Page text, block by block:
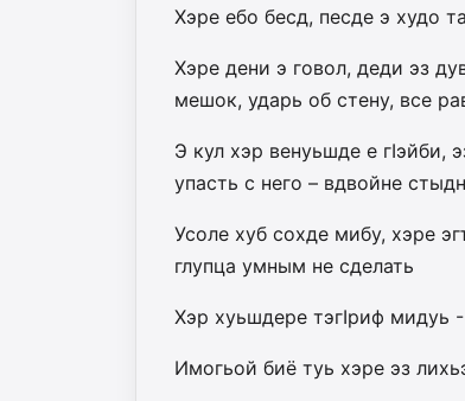
Хэре ебо бесд, песде э худо
Хэре дени э говол, деди эз
мешок, ударь об стену, все
Э кул хэр венуьшде е гIэйби,
упасть с него – вдвойне
Усоле хуб сохде мибу, хэре
глупца умным не сделать
Хэр хуьшдере тэгIриф мидуь
Имогьой биё туь хэре эз